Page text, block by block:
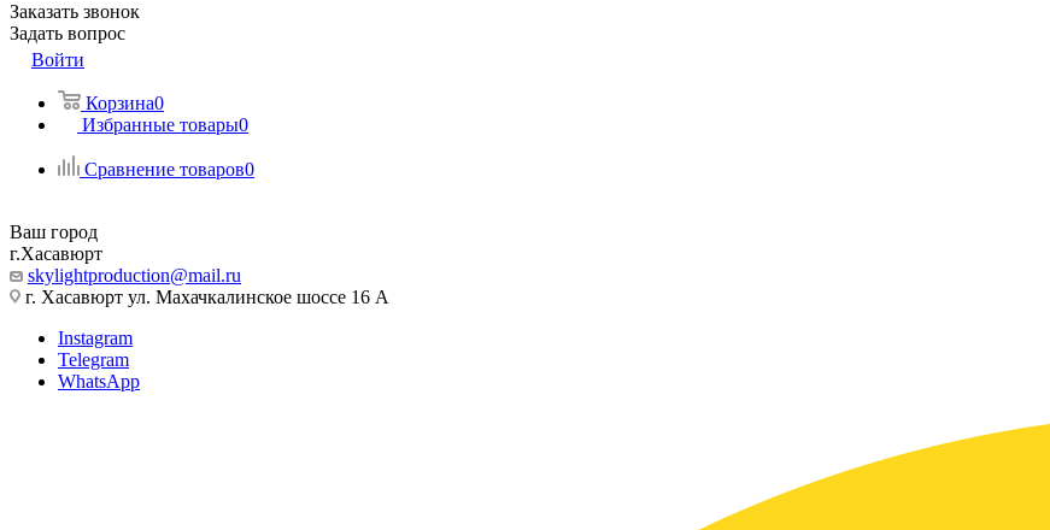
Заказать звонок
Задать вопрос
Войти
Корзина0
Избранные товары0
Сравнение товаров0
Ваш город
г.Хасавюрт
skylightproduction@mail.ru
г. Хасавюрт ул. Махачкалинское шоссе 16 А
Instagram
Telegram
WhatsApp